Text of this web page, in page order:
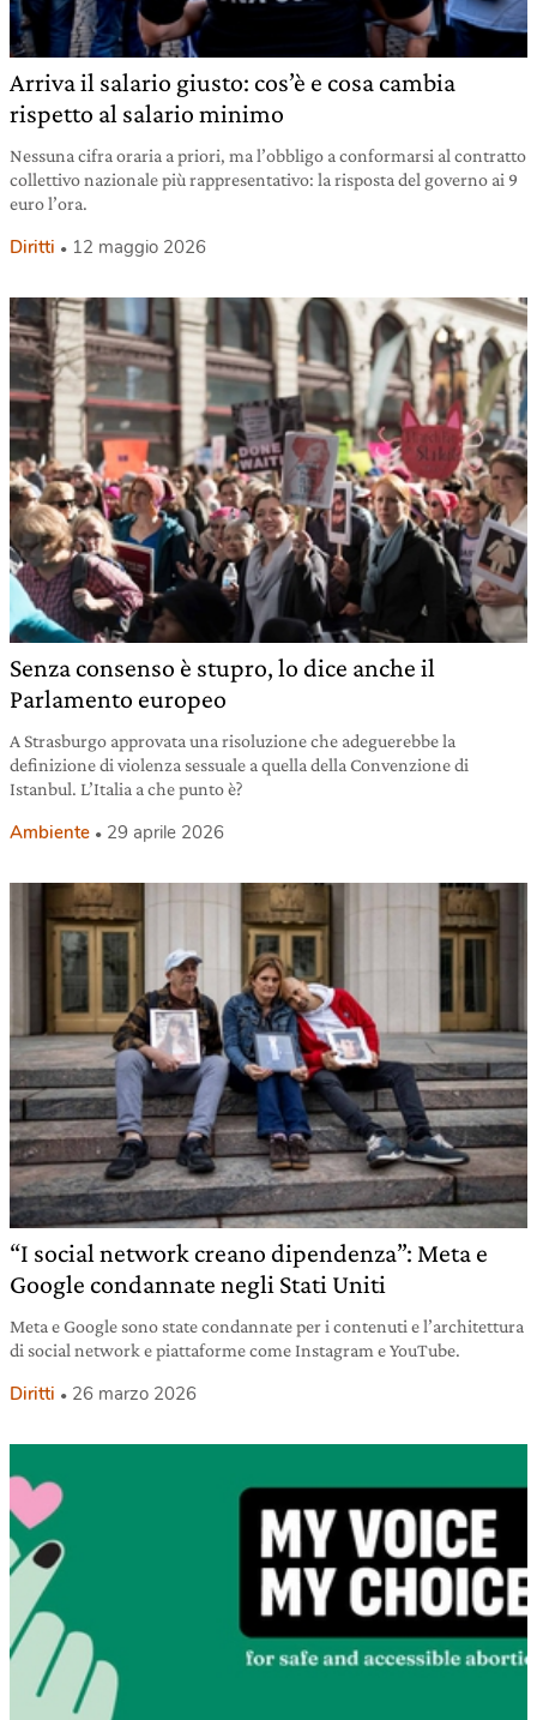
Arriva il salario giusto: cos’è e cosa cambia
rispetto al salario minimo
Nessuna cifra oraria a priori, ma l’obbligo a conformarsi al contratto
collettivo nazionale più rappresentativo: la risposta del governo ai 9
euro l’ora.
Diritti 12 maggio 2026
Senza consenso è stupro, lo dice anche il
Parlamento europeo
A Strasburgo approvata una risoluzione che adeguerebbe la
definizione di violenza sessuale a quella della Convenzione di
Istanbul. L’Italia a che punto è?
Ambiente 29 aprile 2026
“I social network creano dipendenza”: Meta e
Google condannate negli Stati Uniti
Meta e Google sono state condannate per i contenuti e l’architettura
di social network e piattaforme come Instagram e YouTube.
Diritti 26 marzo 2026